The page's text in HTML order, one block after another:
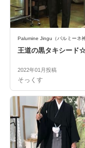
Palumine Jingu（パルミーネ神
王道の黒タキシード
2022年01月投稿
そっくす